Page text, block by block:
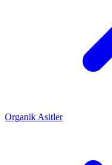
Organik Asitler